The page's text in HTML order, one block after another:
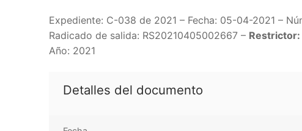
Expediente: C-038 de 2021 – Fecha: 05-04-2021 –
Radicado de salida: RS20210405002667 – Restrictor:
Año: 2021
Detalles del documento